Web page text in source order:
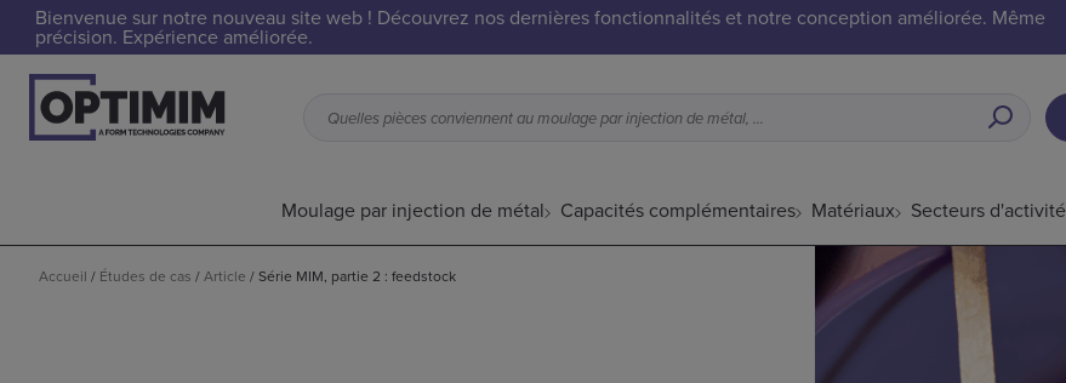
Bienvenue sur notre nouveau site web ! Découvrez nos dernières fonctionnalités et notre conception améliorée. Même
précision. Expérience améliorée.
Quelles pièces conviennent au moulage par injection de métal, options de finition de surface, etc.
Moulage par injection de métal Capacités complémentaires Matériaux Secteurs d'activité
Accueil / Études de cas /Article /Série MIM, partie 2 : feedstock